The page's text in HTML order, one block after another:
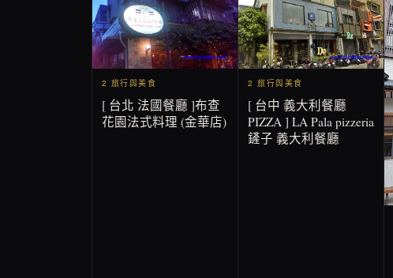
2 旅行與美食
[ 台北 法國餐廳 ]布查
花園法式料理 (金華店)
2 旅行與美食
[ 台中 義大利餐廳
PIZZA ] LA Pala pizzeria
鏟子 義大利餐廳